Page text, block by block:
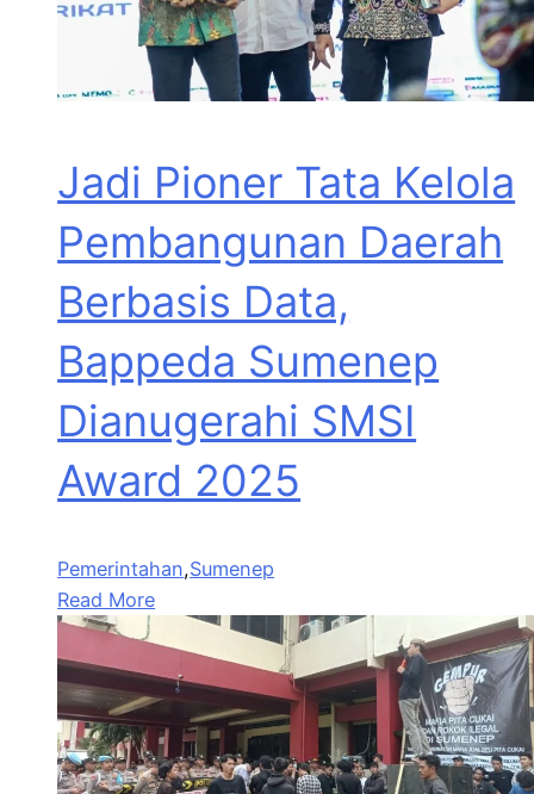
Jadi Pioner Tata Kelola
Pembangunan Daerah
Berbasis Data,
Bappeda Sumenep
Dianugerahi SMSI
Award 2025
Pemerintahan,Sumenep
Read More